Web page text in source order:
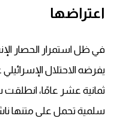
اعتراضها
في ظل استمرار الحصار
يفرضه الاحتلال
ثمانية عشر عامًا،
سلمية تحمل على متنها